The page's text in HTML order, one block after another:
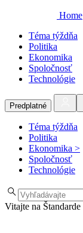
Home
Téma týždňa
Politika
Ekonomika
Spoločnosť
Technológie
Predplatné
Téma týždňa
Politika
Ekonomika >
Spoločnosť
Technológie
Vitajte na Štandarde